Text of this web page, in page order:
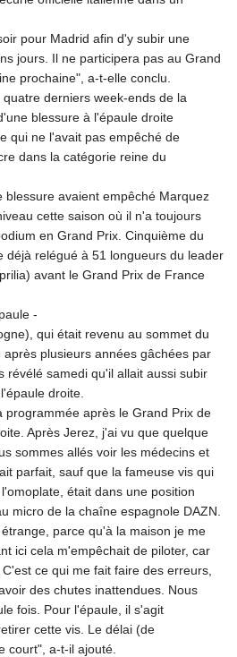
HNL 26.723176
HTG 130.363707
HUF 314.060388
IDR 17801
ILS 2.99985
IMP 0.740916
INR 95.210504
IQD
IRR
1375550.000352
ISK 123.340386
JEP 0.740916
JMD 158.335856
KES 129.014401
KGS 87.450384
KHR
KMF 426.00035
KRW
1407.890383
KWD 0.30866
KYD 0.830861
KZT 467.275008
LAK
22510.919863
LBP
89282.792025
LKR 334.420274
LRD 179.959348
pour Madrid afin d'y subir une
jours. Il ne participera pas au Grand
prochaine", a-t-elle conclu.
derniers week-ends de la
blessure à l'épaule droite
qui ne l'avait pas empêché de
dans la catégorie reine du
blessure avaient empêché Marquez
cette saison où il n'a toujours
en Grand Prix. Cinquième du
déjà relégué à 51 longueurs du leader
avant le Grand Prix de France
-
qui était revenu au sommet du
plusieurs années gâchées par
révélé samedi qu'il allait aussi subir
droite.
programmée après le Grand Prix de
Après Jerez, j'ai vu que quelque
sommes allés voir les médecins et
parfait, sauf que la fameuse vis qui
était dans une position
micro de la chaîne espagnole DAZN.
parce qu'à la maison je me
ici cela m'empêchait de piloter, car
ce qui me fait faire des erreurs,
des chutes inattendues. Nous
fois. Pour l'épaule, il s'agit
cette vis. Le délai (de
court", a-t-il ajouté.